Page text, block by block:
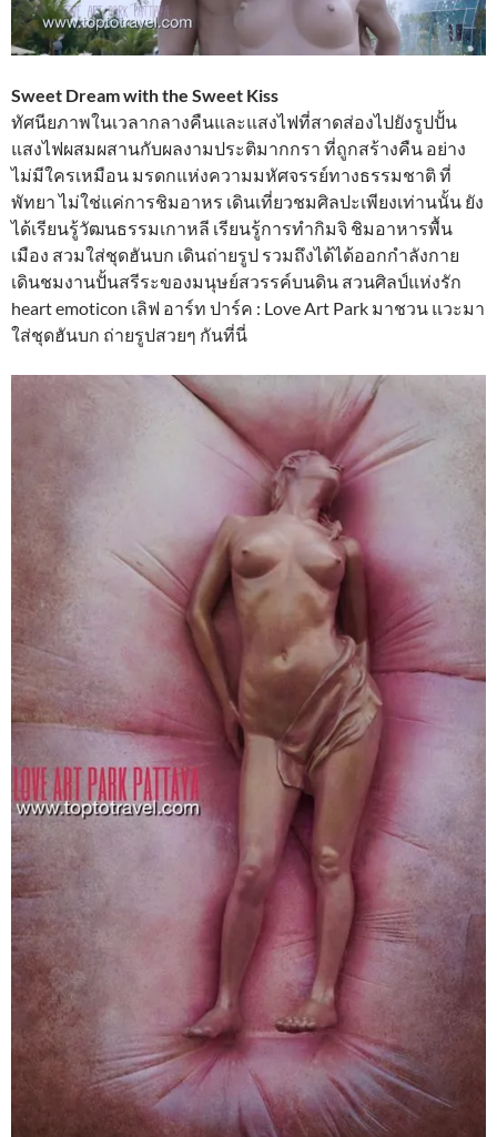
Sweet Dream with the Sweet Kiss
ทัศนียภาพในเวลากลางคืนและแสงไฟที่สาดส่องไปยังรูปปั้น
แสงไฟผสมผสานกับผลงามประติมากกรา ที่ถูกสร้างคืน อย่าง
ไม่มีใครเหมือน มรดกแห่งความมหัศจรรย์ทางธรรมชาติ ที่
พัทยา ไม่ใช่แค่การชิมอาหร เดินเที่ยวชมศิลปะเพียงเท่านนั้น ยัง
ได้เรียนรู้วัฒนธรรมเกาหลี เรียนรู้การทำกิมจิ ชิมอาหารพื้น
เมือง สวมใส่ชุดฮันบก เดินถ่ายรูป รวมถึงได้ได้ออกกำลังกาย
เดินชมงานปั้นสรีระของมนุษย์สวรรค์บนดิน สวนศิลป์แห่งรัก
heart emoticon เลิฟ อาร์ท ปาร์ค : Love Art Park มาชวน แวะมา
ใส่ชุดฮันบก‬ ถ่ายรูปสวยๆ กันที่นี่